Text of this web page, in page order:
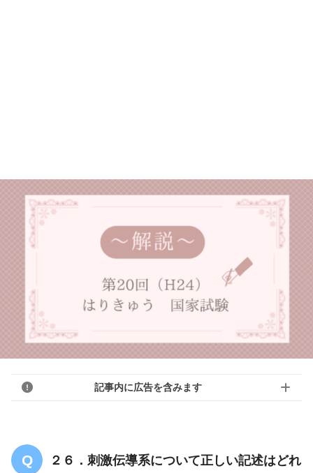
記事内に広告を含みます
２６．刺激伝導系について正しい記述はどれ